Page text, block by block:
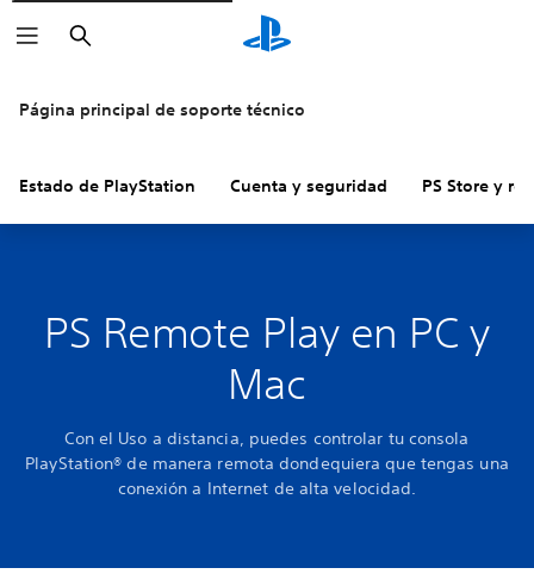
Buscar
Página principal de soporte técnico
Estado de PlayStation Cuenta y seguridad PS Store y
PS Remote Play en PC y
Mac
Con el Uso a distancia, puedes controlar tu consola
PlayStation® de manera remota dondequiera que tengas una
conexión a Internet de alta velocidad.